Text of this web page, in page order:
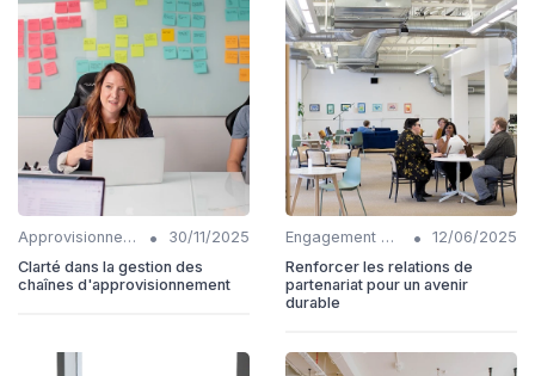
Approvisionnements responsables •
30/11/2025
Clarté dans la gestion des
chaînes d'approvisionnement
Engagement communautaire •
12/06/2025
Renforcer les relations de
partenariat pour un avenir
durable